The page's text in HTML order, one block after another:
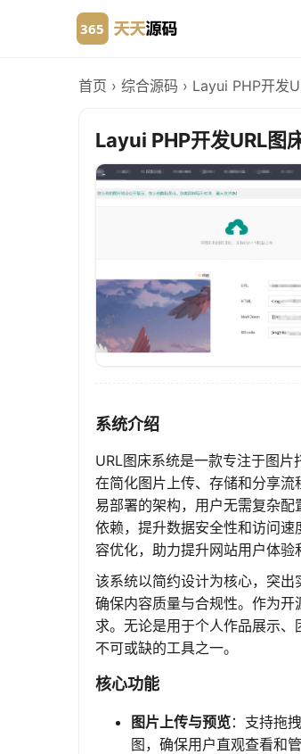
首页 › 综合源码 › Layui PHP开发
Layui PHP开发URL图
系统介绍
URL图床系统是一款专注于图
在简化图片上传、存储和分享流
易部署的架构，用户无需复杂
依赖，提升数据安全性和访问
容优化，助力提升网站用户体验
该系统以简约设计为核心，突出
确保内容质量与合规性。作为
求。无论是用于个人作品展示
不可或缺的工具之一。
核心功能
图片上传与预览：支持拖
图，确保用户直观查看和